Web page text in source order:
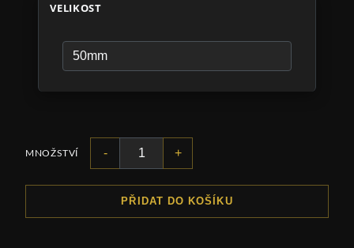
VELIKOST
MNOŽSTVÍ - +
PŘIDAT DO KOŠÍKU